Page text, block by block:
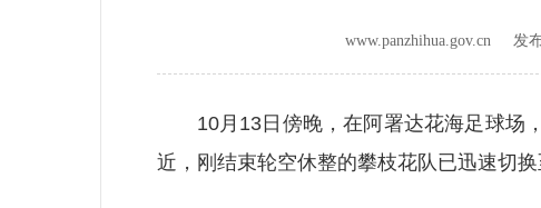
www.panzhihua.gov.cn 发
10月13日傍晚，在阿署达花海足球场，
近，刚结束轮空休整的攀枝花队已迅速切换